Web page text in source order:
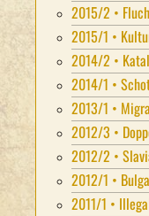
2015/2 •
2015/1 •
2014/2 •
2014/1 •
2013/1 •
2012/3 •
2012/2 •
2012/1 •
2011/1 •